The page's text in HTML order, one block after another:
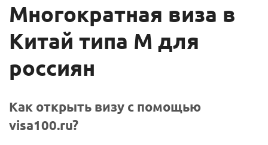
Многократная виза в
Китай типа М для
россиян
Как открыть визу с помощью
visa100.ru?